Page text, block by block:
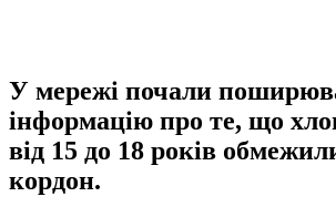
У мережі почали
інформацію про те, що
від 15 до 18 років
кордон.